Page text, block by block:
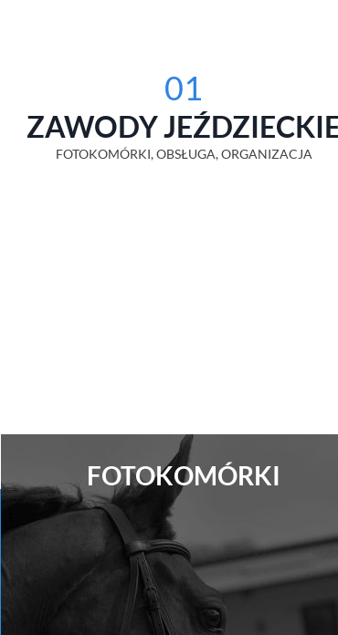
01
ZAWODY
FOTOKOMÓRKI, OBSŁUGA, ORGANIZACJA
FOTOKOMÓRKI